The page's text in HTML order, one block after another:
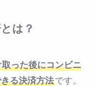
は？
った後にコンビニ
る決済方法です。